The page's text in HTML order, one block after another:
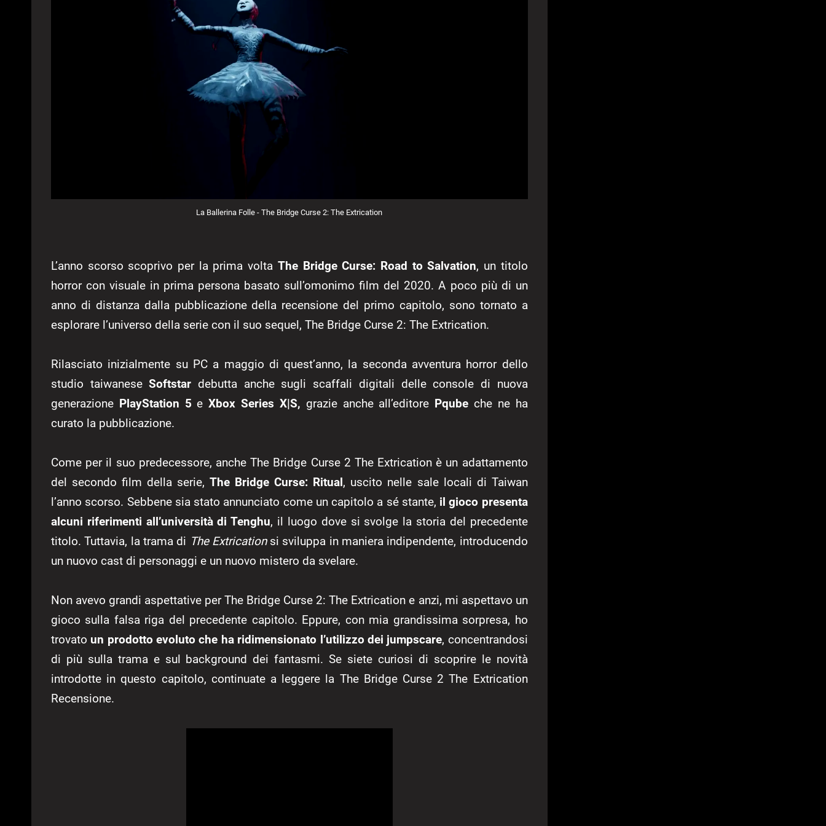
La Ballerina Folle - The Bridge Curse 2: The Extrication
L’anno scorso scoprivo per la prima volta The Bridge Curse: Road to Salvation, un titolo
horror con visuale in prima persona basato sull’omonimo film del 2020. A poco più di un
anno di distanza dalla pubblicazione della recensione del primo capitolo, sono tornato a
esplorare l’universo della serie con il suo sequel, The Bridge Curse 2: The Extrication.
Rilasciato inizialmente su PC a maggio di quest’anno, la seconda avventura horror dello
studio taiwaneseSoftstar debutta anche sugli scaffali digitali delleconsole di nuova
generazione PlayStation 5 eXbox Series X|S, grazie anche all’editore Pqube che ne ha
curato la pubblicazione.
Come per il suo predecessore, anche The Bridge Curse 2 The Extrication è un adattamento
del secondo film della serie,The Bridge Curse: Ritual, uscito nelle sale locali di Taiwan
l’anno scorso. Sebbene sia stato annunciato come un capitolo a sé stante, il gioco presenta
alcuni riferimenti all’università di Tenghu, il luogo dove si svolge la storia del precedente
titolo. Tuttavia, la trama di The Extricationsi sviluppa in maniera indipendente, introducendo
un nuovo cast di personaggi e un nuovo mistero da svelare.
Non avevo grandi aspettative per The Bridge Curse 2: The Extrication e anzi, mi aspettavo un
gioco sulla falsa riga del precedente capitolo. Eppure, con mia grandissima sorpresa, ho
trovato un prodotto evoluto che ha ridimensionato l’utilizzo dei jumpscare, concentrandosi
di più sulla trama e sul background dei fantasmi. Se siete curiosi di scoprire le novità
introdotte in questo capitolo, continuate a leggere la The Bridge Curse 2 The Extrication
Recensione.